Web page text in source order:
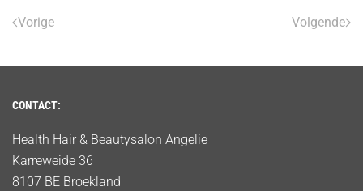
Vorige Volgende
CONTACT:
Health Hair & Beautysalon Angelie
Karreweide 36
8107 BE Broekland